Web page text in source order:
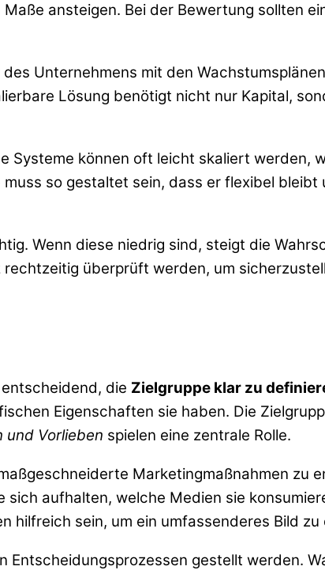
ansteigen. Bei der Bewertung sollten
Unternehmens mit den
Lösung benötigt nicht nur Kapital,
Systeme können oft leicht skaliert werden,
so gestaltet sein, dass er flexibel
Wenn diese niedrig sind, steigt die
überprüft werden, um
die Zielgruppe klar zu
Eigenschaften sie haben. Die
und Vorlieben spielen eine zentrale Rolle.
Marketingmaßnahmen zu
aufhalten, welche Medien sie
hilfreich sein, um ein umfassenderes Bild zu
gestellt werden.